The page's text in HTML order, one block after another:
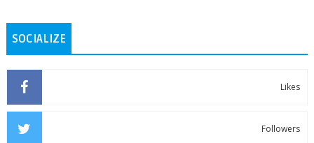
SOCIALIZE
Likes
Followers